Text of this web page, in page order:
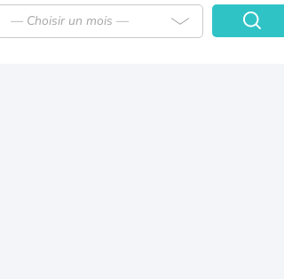
— Choisir un mois —